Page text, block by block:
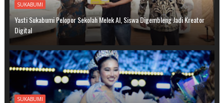
SUKABUMI
Yasti Sukabumi Pelopor Sekolah Melek AI, Siswa Digembleng Jadi Kreator
Digital
SUKABUMI